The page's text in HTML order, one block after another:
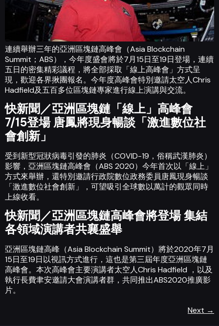
連續舉辦三年的亞洲區塊鏈高峰會（Asia Blockchain
Summit；ABS），今年度盛會將於7月15日至19日登場，連續
五日的密集精彩議程，將全部採取「線上高峰會」方式呈
現，歡迎各界揪團報名。今年度高峰會特別邀請太空人Chris
Hadfield及五百多位區塊鏈專家進行線上演講與交流。
快新聞／亞洲區塊鏈「線上」高峰會
7/15登場 唐鳳將現身暢談「激進數位社
會創新」
受到新型冠狀病毒引發的肺炎（COVID-19，俗稱武漢肺炎）
影響，亞洲區塊鏈高峰會（ABS 2020）今年首次以「線上」
方式來舉辦，還特別邀請行政院數位政務委員唐鳳現身暢談
「激進數位社會創新」，可望吸引全球數以萬計的觀眾同時
上線收看。
快新聞／亞洲區塊鏈高峰會將登場 集結
各領域演講者共襄盛舉
亞洲區塊鏈高峰（Asia Blockchain Summit）將於2020年7月
15日至19日以視訊方式進行，這也是第三屆年度亞洲區塊鏈
高峰會。本次高峰會主要演講者太空人Chris Hadfield ，以及
執行長費聿安邀請大會演講者群，共同推出ABS2020推廣影
片。
Next →